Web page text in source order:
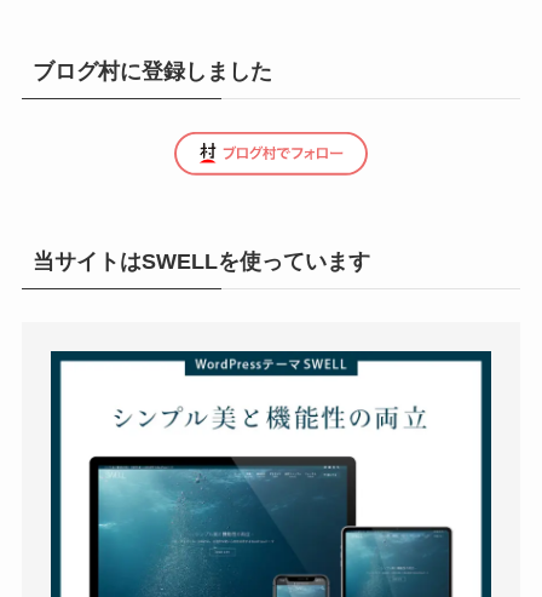
ブログ村に登録しました
当サイトはSWELLを使っています